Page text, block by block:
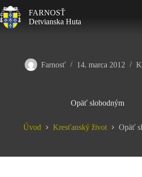
FARNOSŤ
Detvianska Huta
Farnosť 14. marca 2012
Opäť slobodným
Úvod Kresťanský život Opäť